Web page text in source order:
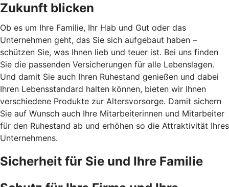
Zukunft blicken
Ob es um Ihre Familie, Ihr Hab und Gut oder das
Unternehmen geht, das Sie sich aufgebaut haben –
schützen Sie, was Ihnen lieb und teuer ist. Bei uns finden
Sie die passenden Versicherungen für alle Lebenslagen.
Und damit Sie auch Ihren Ruhestand genießen und dabei
Ihren Lebensstandard halten können, bieten wir Ihnen
verschiedene Produkte zur Altersvorsorge. Damit sichern
Sie auf Wunsch auch Ihre Mitarbeiterinnen und Mitarbeiter
für den Ruhestand ab und erhöhen so die Attraktivität Ihres
Unternehmens.
Sicherheit für Sie und Ihre Familie